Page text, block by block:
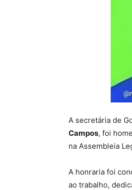
A secretária de
Campos, foi
na Assembleia
A honraria foi
ao trabalho,